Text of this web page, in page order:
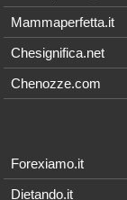
Mammaperfetta.it
Chesignifica.net
Chenozze.com
Forexiamo.it
Dietando.it